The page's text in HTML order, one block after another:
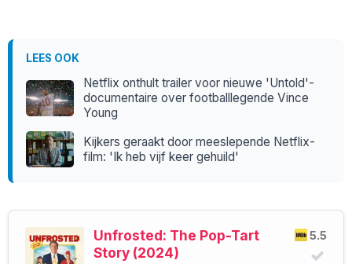
LEES OOK
Netflix onthult trailer voor nieuwe 'Untold'-
documentaire over footballlegende Vince
Young
Kijkers geraakt door meeslepende Netflix-
film: 'Ik heb vijf keer gehuild'
5.5
Unfrosted: The Pop-Tart
Story (2024)